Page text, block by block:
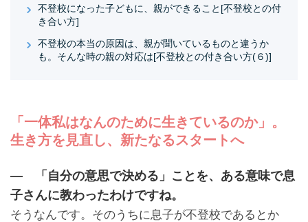
不登校になった子どもに、親ができること[不登校との付
き合い方]
不登校の本当の原因は、親が聞いているものと違うか
も。そんな時の親の対応は[不登校との付き合い方(６)]
「一体私はなんのために生きているのか」。
生き方を見直し、新たなるスタートへ
— 「自分の意思で決める」ことを、ある意味で息
子さんに教わったわけですね。
そうなんです。そのうちに息子が不登校であるとか